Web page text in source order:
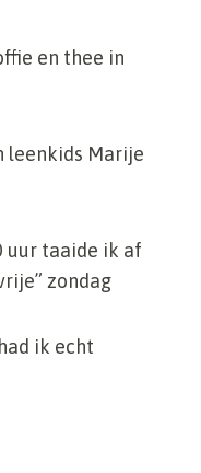
en thee in
leenkids Marije
uur taaide ik af
zondag
ik echt